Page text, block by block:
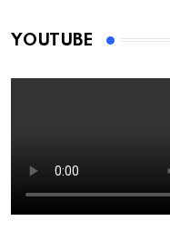
YOUTUBE